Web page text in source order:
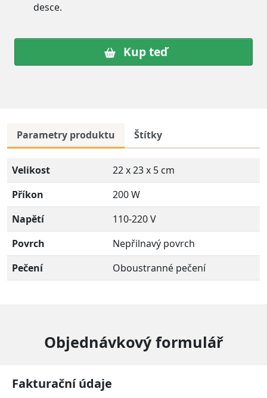
desce.
Kup teď
Parametry produktu Štítky
Velikost
22 x 23 x 5 cm
Příkon
200 W
Napětí
110-220 V
Povrch
Nepřilnavý povrch
Pečení
Oboustranné pečení
Objednávkový formulář
Fakturační údaje